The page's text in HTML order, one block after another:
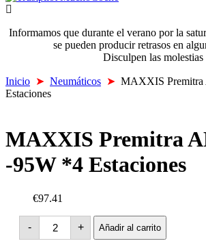
Informamos que durante el verano por la
se pueden producir retrasos en
Disculpen las molestias
Inicio ➤ Neumáticos ➤ MAXXIS
Estaciones
MAXXIS Premitra
-95W *4 Estaciones
€97.41
-
MAXXIS
Premitra
AP3
+ Añadir al carrito